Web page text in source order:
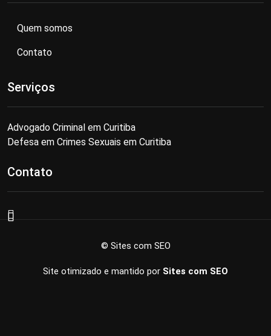
Quem somos
Contato
Serviços
Advogado Criminal em Curitiba
Defesa em Crimes Sexuais em Curitiba
Contato
© Sites com SEO
Site otimizado e mantido por Sites com SEO